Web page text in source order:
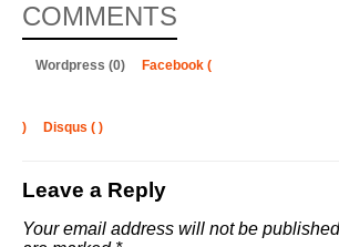
COMMENTS
Wordpress (0) Facebook (
) Disqus ( )
Leave a Reply
Your email address will not be